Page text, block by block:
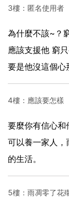
3樓：匿名使用者
為什麼不該~？
應該支援他 窮
要是他沒這個心
4樓：應該要怎樣
要麼你有信心和
可以養一家人，
的生活。
5樓：雨凋零了花